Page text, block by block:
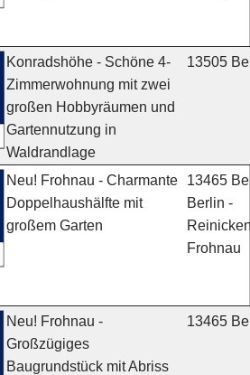
Konradshöhe - Schöne 4-
Zimmerwohnung mit zwei
großen Hobbyräumen und
Gartennutzung in
Waldrandlage
13505
Neu! Frohnau - Charmante
Doppelhaushälfte mit
großem Garten
13465
Berlin -
Frohnau
Neu! Frohnau -
Großzügiges
Baugrundstück mit Abriss
13465